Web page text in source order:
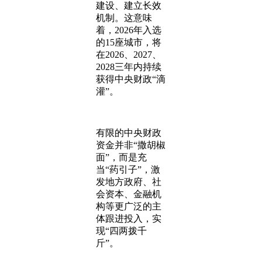
建设、建立长效
机制。这意味
着，2026年入选
的15座城市，将
在2026、2027、
2028三年内持续
获得中央财政“滴
灌”。
有限的中央财政
资金并非“撒胡椒
面”，而是充
当“药引子”，激
发地方政府、社
会资本、金融机
构等更广泛的主
体跟进投入，实
现“四两拨千
斤”。